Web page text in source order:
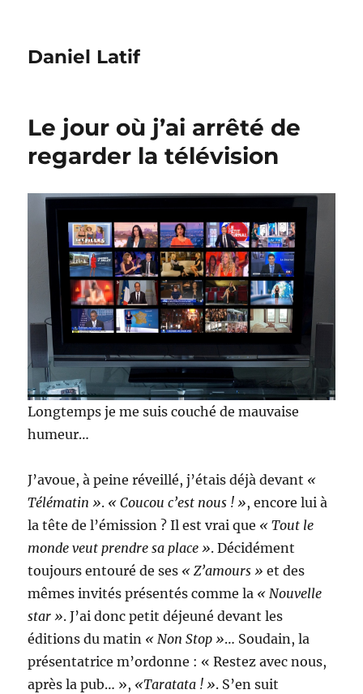
Daniel Latif
Le jour où j’ai arrêté de
regarder la télévision
Longtemps je me suis couché de mauvaise
humeur…
J’avoue, à peine réveillé, j’étais déjà devant «
Télématin ». « Coucou c’est nous ! », encore lui à
la tête de l’émission ? Il est vrai que « Tout le
monde veut prendre sa place ». Décidément
toujours entouré de ses « Z’amours » et des
mêmes invités présentés comme la « Nouvelle
star ». J’ai donc petit déjeuné devant les
éditions du matin « Non Stop »… Soudain, la
présentatrice m’ordonne : « Restez avec nous,
après la pub… », «Taratata ! ». S’en suit